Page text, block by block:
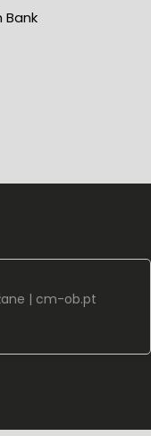
Bank
| cm-ob.pt